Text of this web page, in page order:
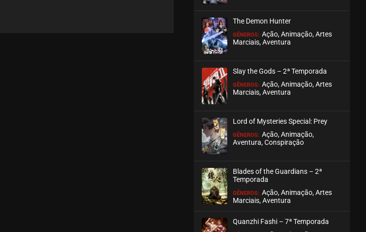
EPISÓDIO 199
The Demon Hunter
GÊNEROS: Ação, Animação, Artes
Marciais, Aventura
Slay the Gods – 2ª Temporada
GÊNEROS: Ação, Animação, Artes
Marciais, Aventura
Lord of Mysteries Special: Prey
GÊNEROS: Ação, Animação,
Aventura, Conspiração
Blades of the Guardians – 2ª
Temporada
GÊNEROS: Ação, Animação, Artes
Marciais, Aventura
Quanzhi Fashi – 7ª Temporada